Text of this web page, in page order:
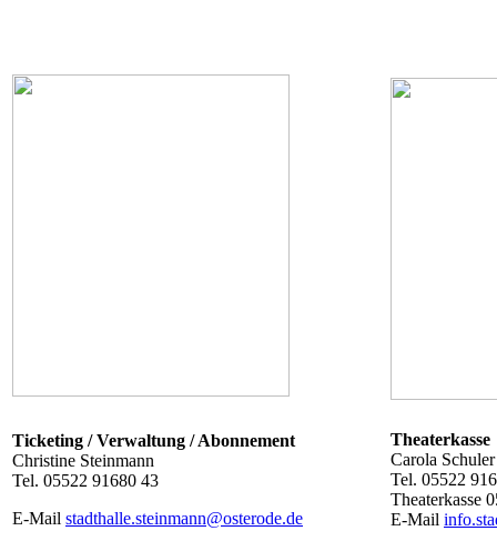
Ticketing / Verwaltung / Abonnement
Christine Steinmann
Tel. 05522 91680 43
E-Mail stadthalle.steinmann@osterode.de
Theaterkasse
Carola Schuler
Tel. 05522
Theaterkasse
E-Mail